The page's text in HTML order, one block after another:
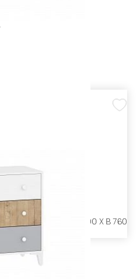
Ш 1302 X Г 600 X В 760